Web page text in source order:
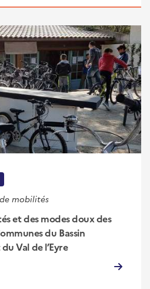
mobilités
et des modes doux des
du Bassin
Val de l’Eyre